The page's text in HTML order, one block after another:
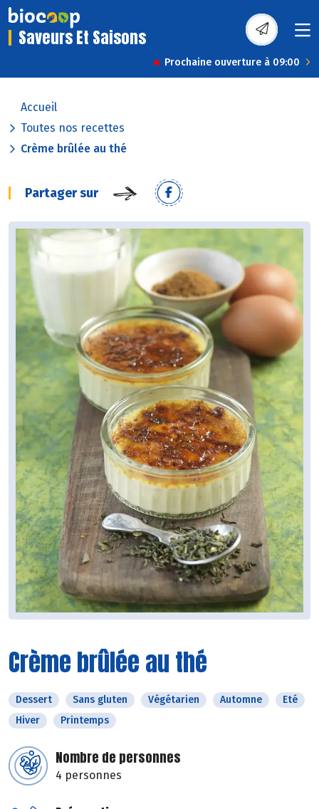
Saveurs Et Saisons
Prochaine ouverture à 09:00
Accueil
Toutes nos recettes
Crème brûlée au thé
Partager sur
Crème brûlée au thé
Dessert Sans gluten Végétarien Automne
Eté
Hiver
Printemps
Nombre de personnes
4 personnes